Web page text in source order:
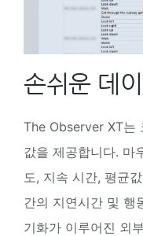
손쉬운 데
The Observer XT는
값을 제공합니다. 마
도, 지속 시간, 평균
간의 지연시간 및 행
기화가 이루어진 외